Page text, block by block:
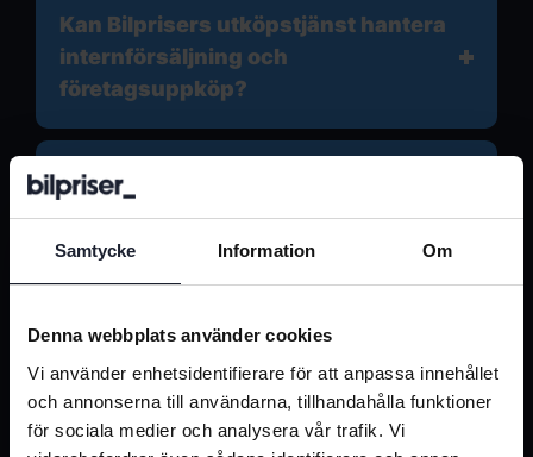
Samtycke Information Om
Denna webbplats använder cookies
Vi använder enhetsidentifierare för att anpassa innehållet
och annonserna till användarna, tillhandahålla funktioner
för sociala medier och analysera vår trafik. Vi
Kan Bilprisers utköpstjänst hantera
internförsäljning och
företagsuppköp?
Erbjuder Bilpriser finansiering och
garanti vid utköp av förmånsbil?
förmånsbil?
När krävs ett värderingsintyg vid